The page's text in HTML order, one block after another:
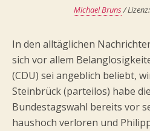
Michael Bruns/ Lizenz:
In den alltäglichen
sich vor allem
(CDU) sei angeblich beliebt,
Steinbrück (parteilos) habe
Bundestagswahl bereits vor
haushoch verloren und